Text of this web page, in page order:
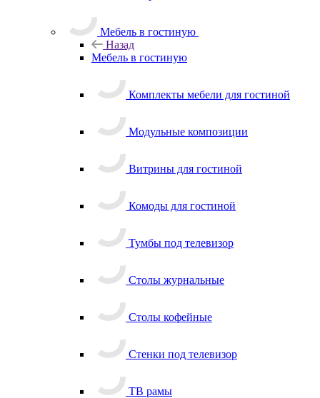
Мебель в гостиную
Назад
Мебель в гостиную
Комплекты мебели для гостиной
Модульные композиции
Витрины для гостиной
Комоды для гостиной
Тумбы под телевизор
Столы журнальные
Столы кофейные
Стенки под телевизор
ТВ рамы